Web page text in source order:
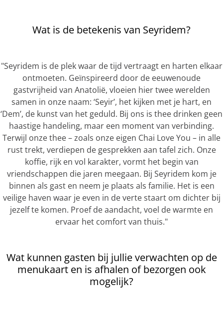
Wat is de betekenis van Seyridem?
"Seyridem is de plek waar de tijd vertraagt en harten elkaar
ontmoeten. Geïnspireerd door de eeuwenoude
gastvrijheid van Anatolië, vloeien hier twee werelden
samen in onze naam: ‘Seyir’, het kijken met je hart, en
‘Dem’, de kunst van het geduld. Bij ons is thee drinken geen
haastige handeling, maar een moment van verbinding.
Terwijl onze thee – zoals onze eigen Chai Love You – in alle
rust trekt, verdiepen de gesprekken aan tafel zich. Onze
koffie, rijk en vol karakter, vormt het begin van
vriendschappen die jaren meegaan. Bij Seyridem kom je
binnen als gast en neem je plaats als familie. Het is een
veilige haven waar je even in de verte staart om dichter bij
jezelf te komen. Proef de aandacht, voel de warmte en
ervaar het comfort van thuis."
Wat kunnen gasten bij jullie verwachten op de
menukaart en is afhalen of bezorgen ook
mogelijk?